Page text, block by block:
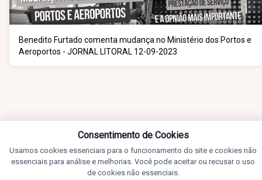
Benedito Furtado comenta mudança no Ministério dos Portos e
Aeroportos - JORNAL LITORAL 12-09-2023
Consentimento de Cookies
Usamos cookies essenciais para o funcionamento do site e cookies não
essenciais para análise e melhorias. Você pode aceitar ou recusar o uso
de cookies não essenciais.